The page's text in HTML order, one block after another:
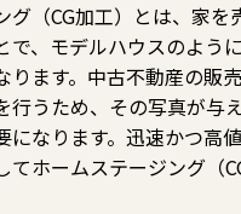
グ（CG加工）とは、家を
で、モデルハウスのよう
ります。中古不動産の販
行うため、その写真が与
になります。迅速かつ高
てホームステージング（